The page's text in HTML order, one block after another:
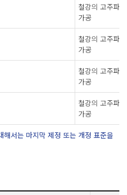
철강의 고주파
가공
철강의 고주파
가공
철강의 고주파
가공
철강의 고주파
가공
해서는 마지막 제정 또는 개정 표준을